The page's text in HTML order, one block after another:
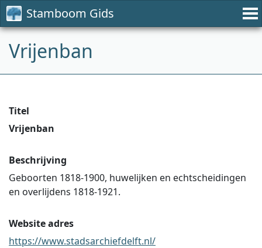
Stamboom Gids
Vrijenban
Titel
Vrijenban
Beschrijving
Geboorten 1818-1900, huwelijken en echtscheidingen
en overlijdens 1818-1921.
Website adres
https://www.stadsarchiefdelft.nl/